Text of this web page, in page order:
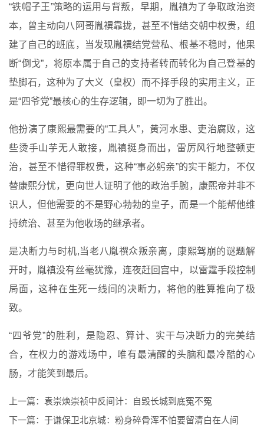
“铁帽子王”策略的运用与背叛，早期，胤禛为了争取政治资
本，曾主动向八阿哥胤禩靠拢，甚至不惜结交朝中权贵，组
建了自己的班底，当发现胤禩结党营私、根基不稳时，他果
断“倒戈”，将原本属于自己的支持者转而转化为自己登基的
垫脚石，这种为了大义（皇权）而不择手段的实用主义，正
是“四爷党”最核心的生存逻辑，即一切为了胜出。
他扮演了康熙最需要的“工具人”，黄河水患、吏治腐败，这
些烫手山芋无人敢接，胤禛挺身而出，雷厉风行地整顿吏
治，甚至不惜得罪权贵，这种“事必躬亲”的实干能力，不仅
替康熙分忧，更向世人证明了他的政治手腕，康熙帝并非不
识人，但他需要的不是野心勃勃的皇子，而是一个能帮他维
持统治、甚至为他收场的继承者。
是决断力与时机,当老八胤禩众叛亲离，康熙驾崩的谜题解
开时，胤禛没有丝毫犹豫，连夜赶回宫中，以雷霆手段控制
局面，这种在生死一线间的决断力，将他的胜算推向了极
致。
“四爷党”的胜利，是隐忍、算计、实干与决断力的完美结
合，在权力的游戏场中，唯有最清醒的头脑和最冷酷的心
肠，才能笑到最后。
上一篇： 袁崇焕崇祯中反间计：自毁长城到底冤不冤
下一篇： 于谦保卫北京城：粉身碎骨浑不怕要留清白在人间